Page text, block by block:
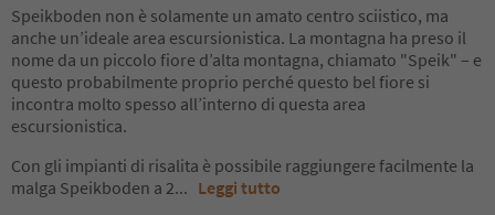
Speikboden non è solamente un amato centro sciistico, ma
anche un’ideale area escursionistica. La montagna ha preso il
nome da un piccolo fiore d’alta montagna, chiamato "Speik" – e
questo probabilmente proprio perché questo bel fiore si
incontra molto spesso all’interno di questa area
escursionistica.
Con gli impianti di risalita è possibile raggiungere facilmente la
malga Speikboden a 2... Leggi tutto